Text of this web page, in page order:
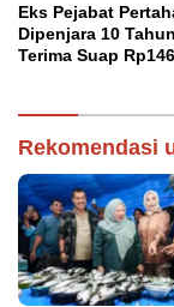
Eks Pejabat
Dipenjara 10
Terima Suap
Rekomendasi